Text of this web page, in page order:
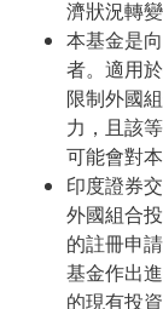
濟狀況轉
本基金是
者。適用
限制外國
力，且該
可能會對
印度證券
外國組合
的註冊申
基金作出
的現有投